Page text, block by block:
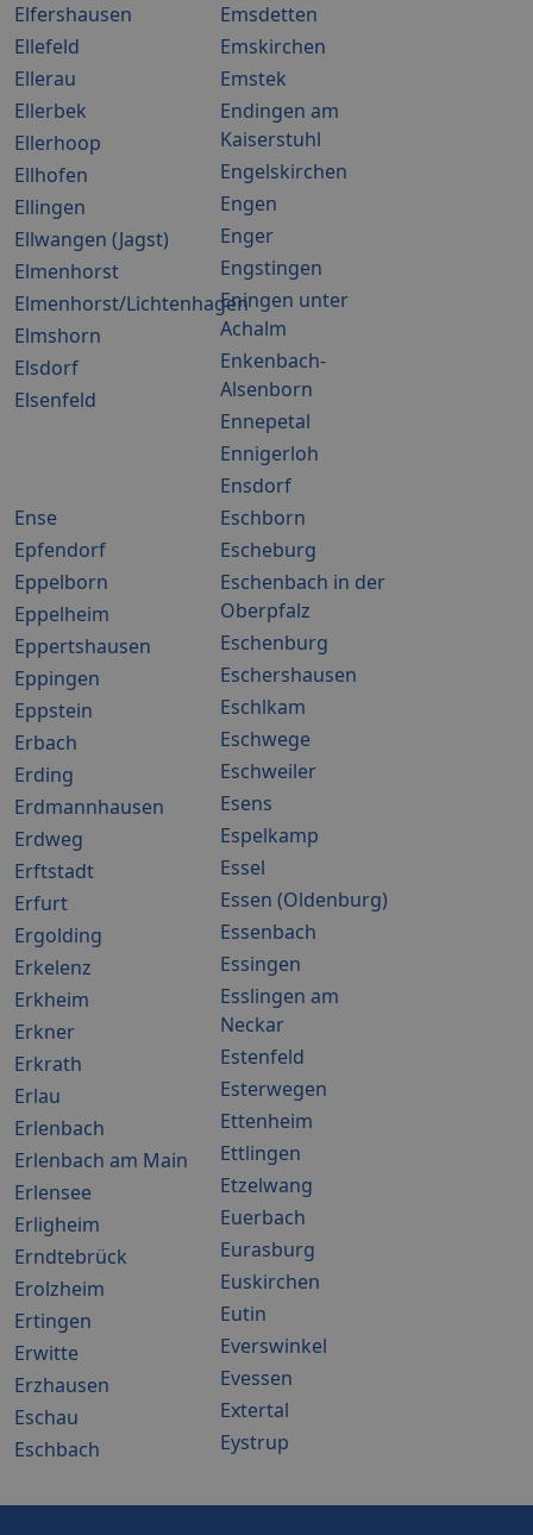
Elfershausen
Ellefeld
Ellerau
Ellerbek
Ellerhoop
Ellhofen
Ellingen
Ellwangen (Jagst)
Elmenhorst
Elmenhorst/Lichtenhagen
Elmshorn
Elsdorf
Elsenfeld
Emsdetten
Emskirchen
Emstek
Endingen am
Kaiserstuhl
Engelskirchen
Engen
Enger
Engstingen
Eningen unter
Achalm
Enkenbach-
Alsenborn
Ennepetal
Ennigerloh
Ensdorf
Ense
Epfendorf
Eppelborn
Eppelheim
Eppertshausen
Eppingen
Eppstein
Erbach
Erding
Erdmannhausen
Erdweg
Erftstadt
Erfurt
Ergolding
Erkelenz
Erkheim
Erkner
Erkrath
Erlau
Erlenbach
Erlenbach am Main
Erlensee
Erligheim
Erndtebrück
Erolzheim
Ertingen
Erwitte
Erzhausen
Eschau
Eschbach
Eschborn
Escheburg
Eschenbach in der
Oberpfalz
Eschenburg
Eschershausen
Eschlkam
Eschwege
Eschweiler
Esens
Espelkamp
Essel
Essen (Oldenburg)
Essenbach
Essingen
Esslingen am
Neckar
Estenfeld
Esterwegen
Ettenheim
Ettlingen
Etzelwang
Euerbach
Eurasburg
Euskirchen
Eutin
Everswinkel
Evessen
Extertal
Eystrup